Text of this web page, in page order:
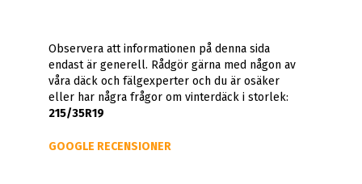
Observera att informationen på denna sida
endast är generell. Rådgör gärna med någon av
våra däck och fälgexperter och du är osäker
eller har några frågor om vinterdäck i storlek:
215/35R19
GOOGLE RECENSIONER